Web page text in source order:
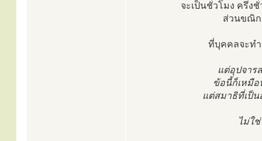
จะเป็นชั่วโมง ครึ่ง
ส่วนขณิก
ที่บุคคลจะท
แต่อุปจาร
ข้อนี้ก็เหมื
แต่สมาธิที่เป็
ไม่ใ